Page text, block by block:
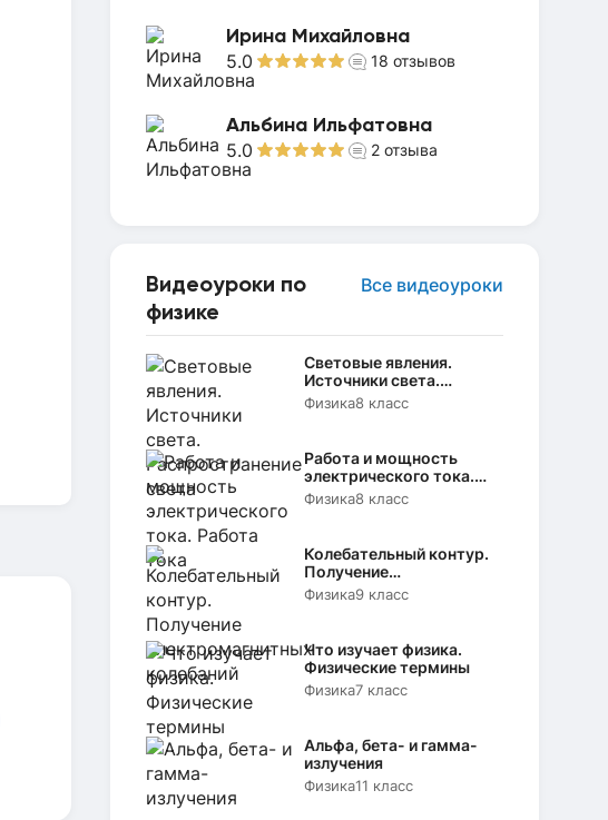
Ирина Михайловна
5.0 18 отзывов
Альбина Ильфатовна
5.0 2 отзыва
Видеоуроки по
физике
Все видеоуроки
Световые явления.
Источники света.
Распространение света
Физика8 класс
Работа и мощность
электрического тока.
Работа тока
Физика8 класс
Колебательный контур.
Получение
электромагнитных
колебаний
Физика9 класс
Что изучает физика.
Физические термины
Физика7 класс
Альфа, бета- и гамма-
излучения
Физика11 класс